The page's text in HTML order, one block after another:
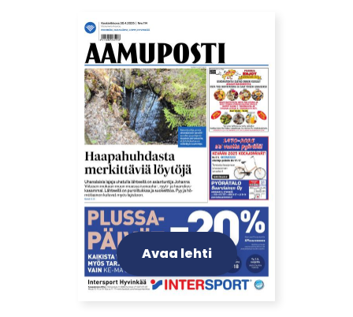
Avaa lehti